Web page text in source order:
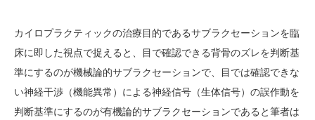
カイロプラクティックの治療目的であるサブラクセーションを臨
床に即した視点で捉えると、目で確認できる背骨のズレを判断基
準にするのが機械論的サブラクセーションで、目では確認できな
い神経干渉（機能異常）による神経信号（生体信号）の誤作動を
判断基準にするのが有機論的サブラクセーションであると筆者は